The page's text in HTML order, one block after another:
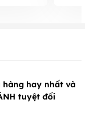
hàng hay nhất và
tuyệt đối